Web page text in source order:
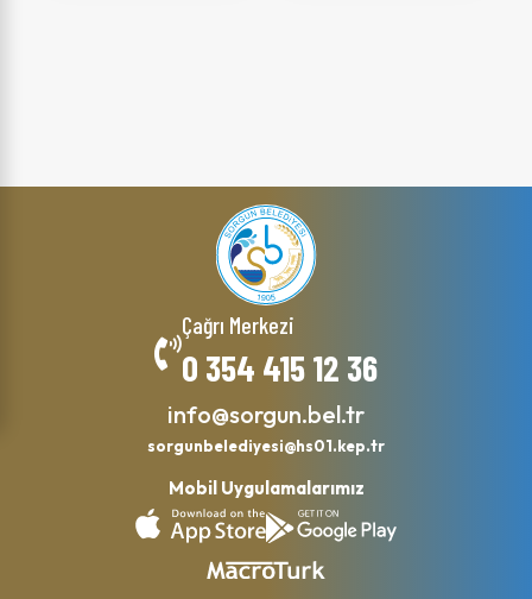
Çağrı Merkezi
0 354 415 12 36
info@sorgun.bel.tr
sorgunbelediyesi@hs01.kep.tr
Mobil Uygulamalarımız